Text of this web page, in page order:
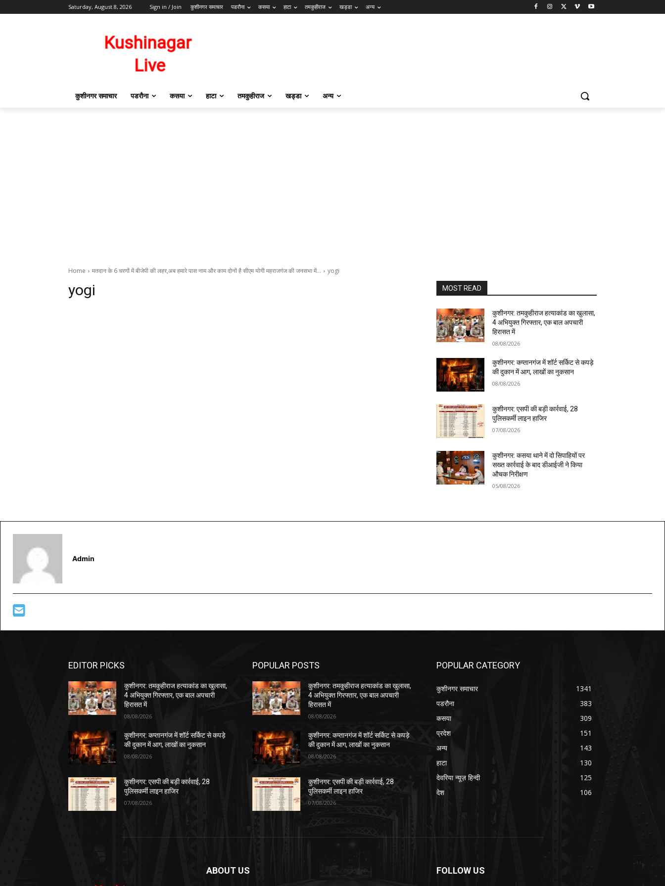
Saturday, August 8, 2026 Sign in / Join कुशीनगर समाचार पडरौना कसया हाटा तमकुहीराज खड्डा अन्य
कुशीनगर समाचार पडरौना कसया हाटा तमकुहीराज खड्डा अन्य
Home मतदान के 6 चरणों में बीजेपी की लहर,अब हमारे पास नाम और काम दोनों है सीएम योगी महराजगंज की जनसभा में… yogi
yogi MOST READ
कुशीनगर: तमकुहीराज हत्याकांड का खुलासा,
4 अभियुक्त गिरफ्तार, एक बाल अपचारी
हिरासत में
08/08/2026
कुशीनगर: कप्तानगंज में शॉर्ट सर्किट से कपड़े
की दुकान में आग, लाखों का नुकसान
08/08/2026
कुशीनगर: एसपी की बड़ी कार्रवाई, 28
पुलिसकर्मी लाइन हाजिर
07/08/2026
कुशीनगर: कसया थाने में दो सिपाहियों पर
सख्त कार्रवाई के बाद डीआईजी ने किया
औचक निरीक्षण
05/08/2026
Admin
EDITOR PICKS
कुशीनगर: तमकुहीराज हत्याकांड का खुलासा,
4 अभियुक्त गिरफ्तार, एक बाल अपचारी
हिरासत में
08/08/2026
कुशीनगर: कप्तानगंज में शॉर्ट सर्किट से कपड़े
की दुकान में आग, लाखों का नुकसान
08/08/2026
कुशीनगर: एसपी की बड़ी कार्रवाई, 28
पुलिसकर्मी लाइन हाजिर
07/08/2026
POPULAR POSTS
कुशीनगर: तमकुहीराज हत्याकांड का खुलासा,
4 अभियुक्त गिरफ्तार, एक बाल अपचारी
हिरासत में
08/08/2026
कुशीनगर: कप्तानगंज में शॉर्ट सर्किट से कपड़े
की दुकान में आग, लाखों का नुकसान
08/08/2026
कुशीनगर: एसपी की बड़ी कार्रवाई, 28
पुलिसकर्मी लाइन हाजिर
07/08/2026
POPULAR CATEGORY
कुशीनगर समाचार
1341
पडरौना
383
कसया
309
प्रदेश
151
अन्य
143
हाटा
130
देवरिया न्यूज़ हिन्दी
125
देश
106
ABOUT US FOLLOW US